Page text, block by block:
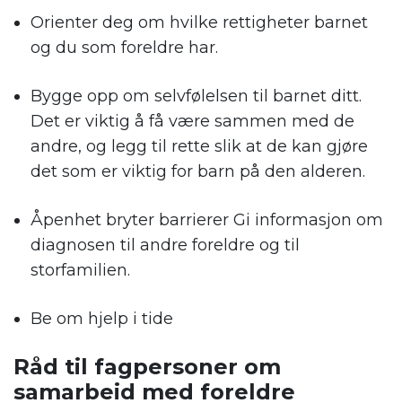
Orienter deg om hvilke rettigheter barnet
og du som foreldre har.
Bygge opp om selvfølelsen til barnet ditt.
Det er viktig å få være sammen med de
andre, og legg til rette slik at de kan gjøre
det som er viktig for barn på den alderen.
Åpenhet bryter barrierer Gi informasjon om
diagnosen til andre foreldre og til
storfamilien.
Be om hjelp i tide
Råd til fagpersoner om
samarbeid med foreldre